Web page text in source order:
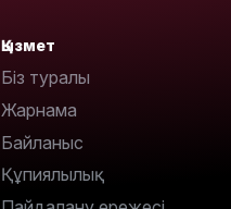
Қызмет
Біз туралы
Жарнама
Байланыс
Құпиялылық